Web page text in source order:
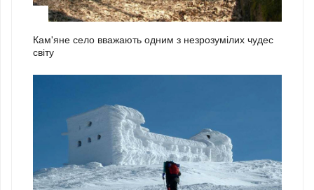
Кам'яне село вважають одним з незрозумілих чудес
світу